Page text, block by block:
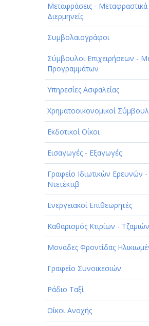
ΠΑΡΟΧΗ ΥΠΗΡΕΣΙΩΝ
ΤΕΧΝΙΚΑ - ΚΑΤΑΣΚΕΥΑΣΤΙΚΑ
ΤΕΧΝΟΛΟΓΙΑ
ΥΓΕΙΑ - ΙΑΤΡΟΙ
ΦΑΓΗΤΟ
Μεταφράσεις - Μεταφραστικά
Διερμηνείς
Συμβολαιογράφοι
Σύμβουλοι Επιχειρήσεων -
Προγραμμάτων
Υπηρεσίες Ασφαλείας
Χρηματοοικονομικοί
Εκδοτικοί Οίκοι
Εισαγωγές - Εξαγωγές
Γραφείο Ιδιωτικών Ερευνών -
Ντετέκτιβ
Ενεργειακοί Επιθεωρητές
Καθαρισμός Κτιρίων - Τζαμιών
Μονάδες Φροντίδας
Γραφείο Συνοικεσιών
Ράδιο Ταξί
Οίκοι Ανοχής